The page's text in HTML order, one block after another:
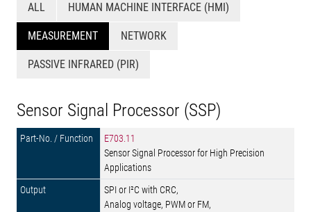
ALL HUMAN MACHINE INTERFACE (HMI)
MEASUREMENT NETWORK
PASSIVE INFRARED (PIR)
Sensor Signal Processor (SSP)
E703.11
Sensor Signal Processor for High Precision
Applications
SPI or I²C with CRC,
Analog voltage, PWM or FM,